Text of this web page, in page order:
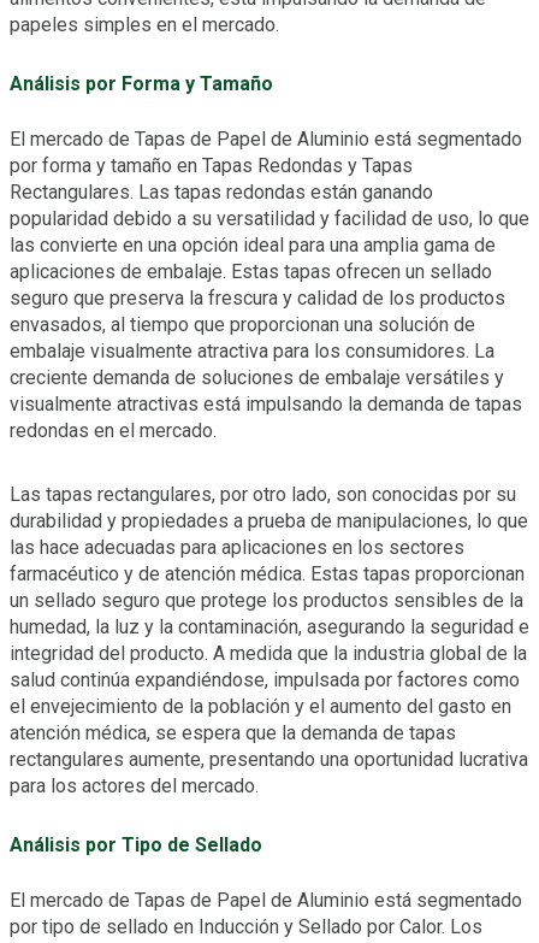
papeles simples en el mercado.
Análisis por Forma y Tamaño
El mercado de Tapas de Papel de Aluminio está segmentado
por forma y tamaño en Tapas Redondas y Tapas
Rectangulares. Las tapas redondas están ganando
popularidad debido a su versatilidad y facilidad de uso, lo que
las convierte en una opción ideal para una amplia gama de
aplicaciones de embalaje. Estas tapas ofrecen un sellado
seguro que preserva la frescura y calidad de los productos
envasados, al tiempo que proporcionan una solución de
embalaje visualmente atractiva para los consumidores. La
creciente demanda de soluciones de embalaje versátiles y
visualmente atractivas está impulsando la demanda de tapas
redondas en el mercado.
Las tapas rectangulares, por otro lado, son conocidas por su
durabilidad y propiedades a prueba de manipulaciones, lo que
las hace adecuadas para aplicaciones en los sectores
farmacéutico y de atención médica. Estas tapas proporcionan
un sellado seguro que protege los productos sensibles de la
humedad, la luz y la contaminación, asegurando la seguridad e
integridad del producto. A medida que la industria global de la
salud continúa expandiéndose, impulsada por factores como
el envejecimiento de la población y el aumento del gasto en
atención médica, se espera que la demanda de tapas
rectangulares aumente, presentando una oportunidad lucrativa
para los actores del mercado.
Análisis por Tipo de Sellado
El mercado de Tapas de Papel de Aluminio está segmentado
por tipo de sellado en Inducción y Sellado por Calor. Los